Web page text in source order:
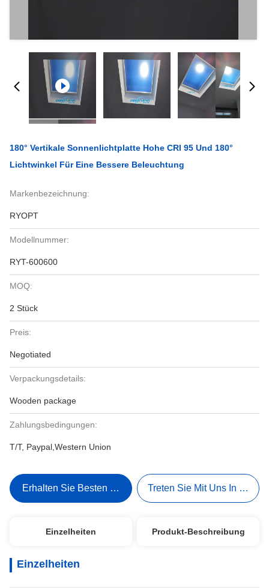
180° Vertikale Sonnenlichtplatte Hohe CRI 95 Und 180°
Lichtwinkel Für Eine Bessere Beleuchtung
Markenbezeichnung:
RYOPT
Modellnummer:
RYT-600600
MOQ:
2 Stück
Preis:
Negotiated
Verpackungsdetails:
Wooden package
Zahlungsbedingungen:
T/T, Paypal,Western Union
Erhalten Sie Besten Preis Treten Sie Mit Uns In
Einzelheiten Produkt-Beschreibung
Einzelheiten